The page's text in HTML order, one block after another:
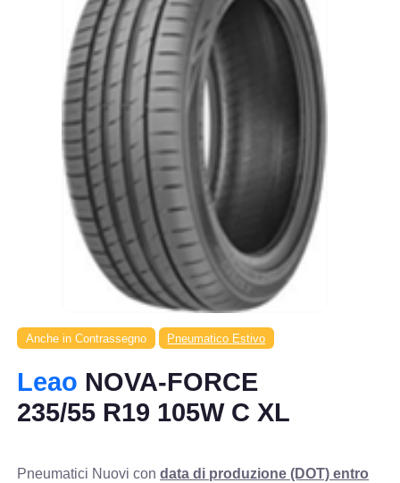
Anche in Contrassegno Pneumatico Estivo
Leao NOVA-FORCE
235/55 R19 105W C XL
Pneumatici Nuovi condata di produzione (DOT) entro